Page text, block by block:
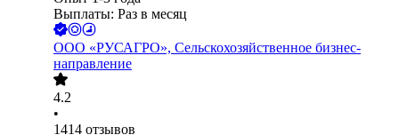
Выплаты: Раз в месяц
ООО «РУСАГРО», Сельскохозяйственное бизнес-
направление
4.2
•
1414 отзывов